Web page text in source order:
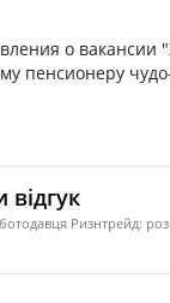
о вакансии
пенсионеру
відгук
Ризнтрейд: